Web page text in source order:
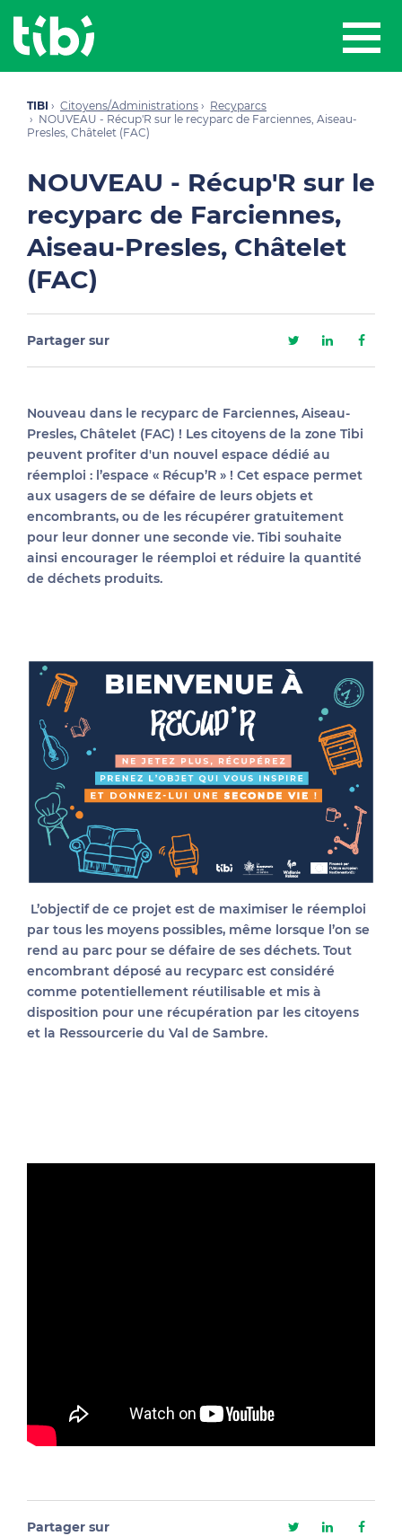
TIBI Citoyens/Administrations
Recyparcs
NOUVEAU - Récup'R sur le recyparc de Farciennes, Aiseau-
Presles, Châtelet (FAC)
NOUVEAU - Récup'R sur le
recyparc de Farciennes,
Aiseau-Presles, Châtelet
(FAC)
Partager sur
Nouveau dans le recyparc de Farciennes, Aiseau-
Presles, Châtelet (FAC) ! Les citoyens de la zone Tibi
peuvent profiter d'un nouvel espace dédié au
réemploi : l’espace « Récup’R » ! Cet espace permet
aux usagers de se défaire de leurs objets et
encombrants, ou de les récupérer gratuitement
pour leur donner une seconde vie. Tibi souhaite
ainsi encourager le réemploi et réduire la quantité
de déchets produits.
L’objectif de ce projet est de maximiser le réemploi
par tous les moyens possibles, même lorsque l’on se
rend au parc pour se défaire de ses déchets. Tout
encombrant déposé au recyparc est considéré
comme potentiellement réutilisable et mis à
disposition pour une récupération par les citoyens
et la Ressourcerie du Val de Sambre.
Partager sur